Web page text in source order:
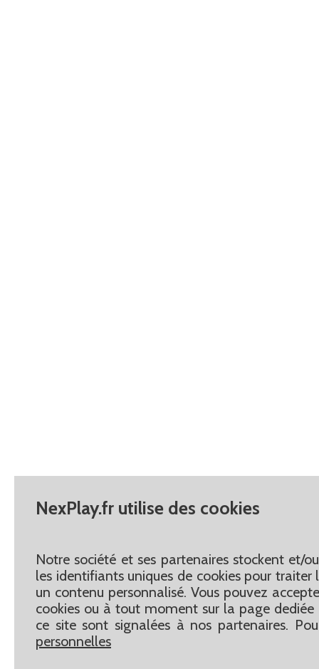
NexPlay.fr utilise des cookies
Notre société et ses partenaires stockent et/
les identifiants uniques de cookies pour
un contenu personnalisé. Vous pouvez
cookies ou à tout moment sur la page dediée
ce site sont signalées à nos partenaires.
personnelles